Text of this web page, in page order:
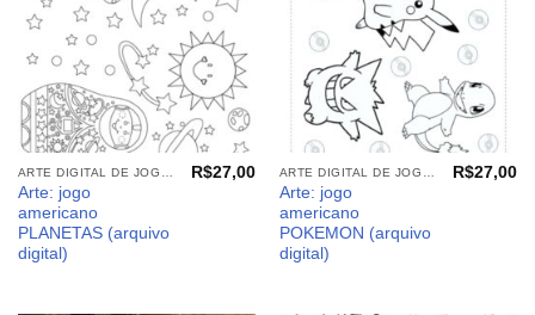
Arte: jogo
americano
PLANETAS (arquivo
digital)
R$27,00
Arte: jogo
americano
POKEMON (arquivo
digital)
R$27,00